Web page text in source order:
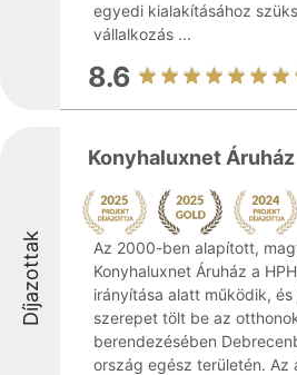
egyedi kialakításához
vállalkozás ...
8.6
Díjazottak
Konyhaluxnet Áruház
Az 2000-ben alapított,
Konyhaluxnet Áruház a
irányítása alatt működik, és
szerepet tölt be az
berendezésében
ország egész területén. Az